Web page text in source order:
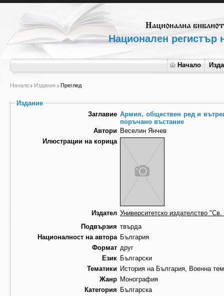
Национален регистър
Начало
Начало Издания Преглед
Издание
Заглавие Армия, обществен ред и
поръчано въстание
Автори Веселин Янчев
Илюстрации на корица
Издател Университетско издателство
Подвързия твърда
Националност на автора България
Формат друг
Език Български
Тематики История на България, Военна
Жанр Монография
Категория Българска